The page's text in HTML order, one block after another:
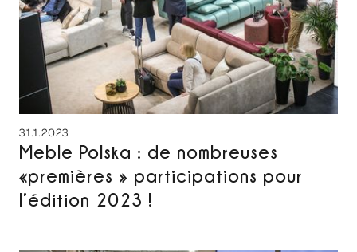
31.1.2023
Meble Polska : de nombreuses
«premières » participations pour
l’édition 2023 !